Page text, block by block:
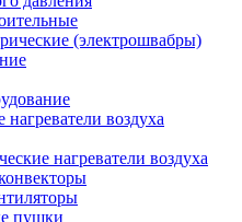
(электрошвабры)
нагреватели воздуха
нагреватели воздуха
пушки